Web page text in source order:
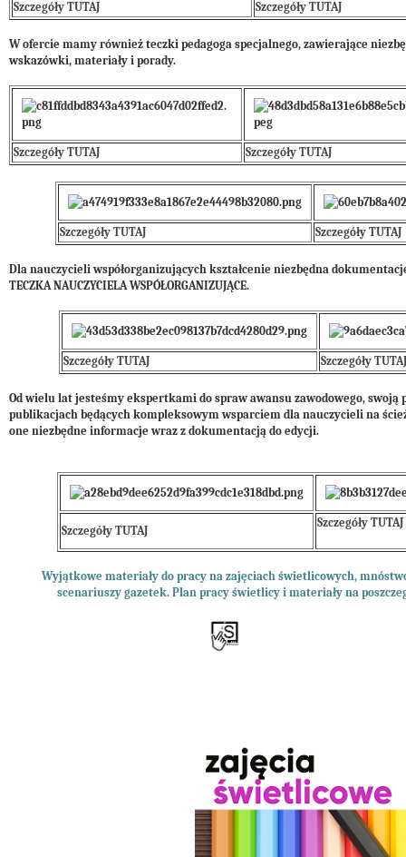
Szczegóły TUTAJ Szczegóły TUTAJ
W ofercie mamy również teczki pedagoga specjalnego, zawierające
wskazówki, materiały i porady.
Szczegóły TUTAJ Szczegóły TUTAJ
Szczegóły TUTAJ Szczegóły TUTAJ
Dla nauczycieli współorganizujących kształcenie niezbędna
TECZKA NAUCZYCIELA WSPÓŁORGANIZUJĄCE.
Szczegóły TUTAJ Szczegóły TUTAJ
Od wielu lat jesteśmy ekspertkami do spraw awansu zawodowego,
publikacjach będących kompleksowym wsparciem dla nauczycieli na
one niezbędne informacje wraz z dokumentacją do edycji.
Szczegóły TUTAJ
Szczegóły TUTAJ
Wyjątkowe materiały do pracy na zajęciach świetlicowych,
scenariuszy gazetek. Plan pracy świetlicy i materiały na